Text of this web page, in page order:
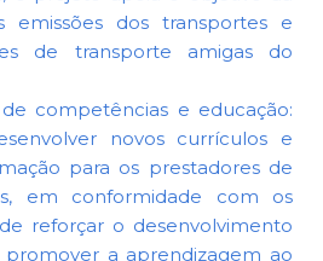
emissões dos transportes e
de transporte amigas do
competências e educação:
novos currículos e
para os prestadores de
em conformidade com os
reforçar o desenvolvimento
a aprendizagem ao